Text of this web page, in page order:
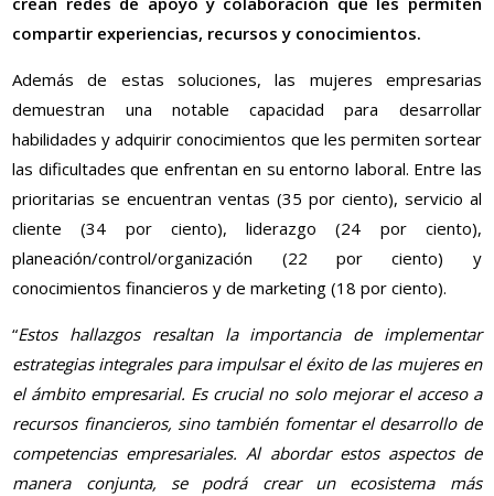
compartir experiencias, recursos y conocimientos.
Además de estas soluciones, las mujeres empresarias
demuestran una notable capacidad para desarrollar
habilidades y adquirir conocimientos que les permiten sortear
las dificultades que enfrentan en su entorno laboral. Entre las
prioritarias se encuentran ventas (35 por ciento), servicio al
cliente (34 por ciento), liderazgo (24 por ciento),
planeación/control/organización (22 por ciento) y
conocimientos financieros y de marketing (18 por ciento).
“Estos hallazgos resaltan la importancia de implementar
estrategias integrales para impulsar el éxito de las mujeres en
el ámbito empresarial. Es crucial no solo mejorar el acceso a
recursos financieros, sino también fomentar el desarrollo de
competencias empresariales. Al abordar estos aspectos de
manera conjunta, se podrá crear un ecosistema más